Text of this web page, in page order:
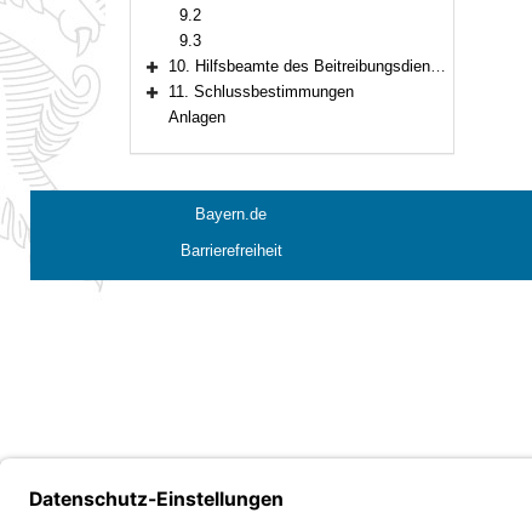
9.2
9.3
Bereich erweitern
10. Hilfsbeamte des Beitreibungsdienstes
Bereich erweitern
11. Schlussbestimmungen
Anlagen
Bayern.de
Barrierefreiheit